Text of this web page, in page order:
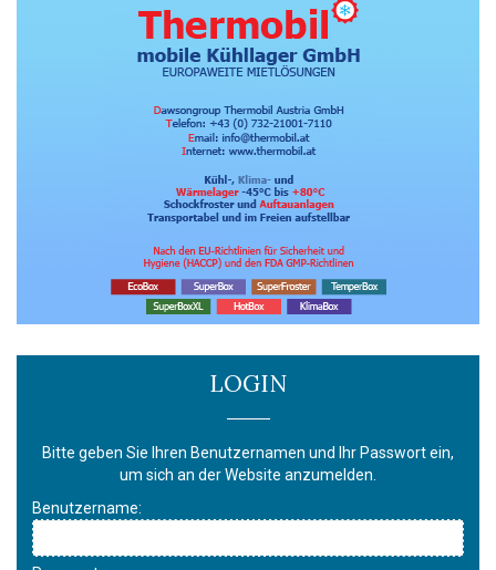
LOGIN
Bitte geben Sie Ihren Benutzernamen und Ihr Passwort ein,
um sich an der Website anzumelden.
Benutzername: